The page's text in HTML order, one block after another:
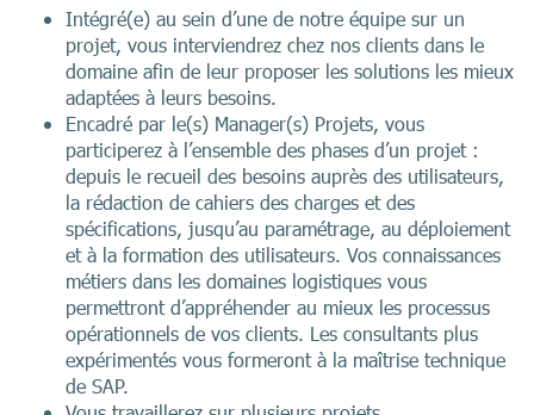
Intégré(e) au sein d’une de notre équipe sur un
projet, vous interviendrez chez nos clients dans le
domaine afin de leur proposer les solutions les mieux
adaptées à leurs besoins.
Encadré par le(s) Manager(s) Projets, vous
participerez à l’ensemble des phases d’un projet :
depuis le recueil des besoins auprès des utilisateurs,
la rédaction de cahiers des charges et des
spécifications, jusqu’au paramétrage, au déploiement
et à la formation des utilisateurs. Vos connaissances
métiers dans les domaines logistiques vous
permettront d’appréhender au mieux les processus
opérationnels de vos clients. Les consultants plus
expérimentés vous formeront à la maîtrise technique
de SAP.